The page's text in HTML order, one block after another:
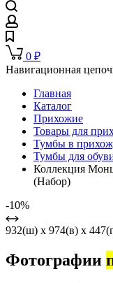
0 ₽
Навигационная
Главная
Каталог
Прихожие
Товары для
Тумбы в
Тумбы для
Коллекция
(Набор)
-10%
932(ш) x 974(в) x
Фотографии